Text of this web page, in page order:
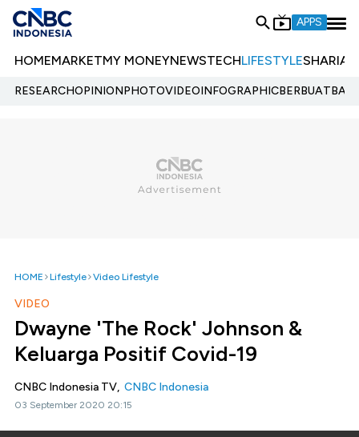
APPS
HOMEMARKETMY MONEYNEWSTECHLIFESTYLESHARIA
RESEARCHOPINIONPHOTOVIDEOINFOGRAPHIC
HOME Lifestyle Video Lifestyle
VIDEO
Dwayne 'The Rock' Johnson &
Keluarga Positif Covid-19
CNBC Indonesia TV, CNBC Indonesia
03 September 2020 20:15